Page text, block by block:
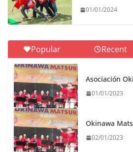
01/01/2024
Popular Recent
Asociación
01/01/2023
Okinawa
02/01/2023